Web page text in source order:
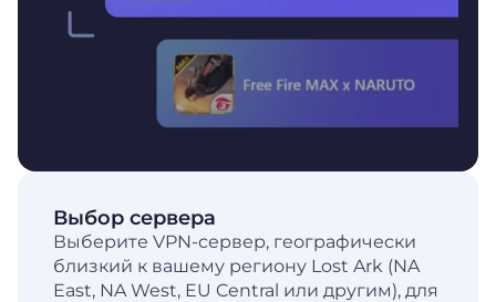
Выбор сервера
Выберите VPN-сервер, географически
близкий к вашему региону Lost Ark (NA
East, NA West, EU Central или другим), для